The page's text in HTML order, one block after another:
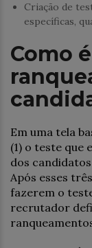
Criação de
específicas,
Como
Em uma tela
(1) o teste que
dos
Após esses
fazerem o
recrutador